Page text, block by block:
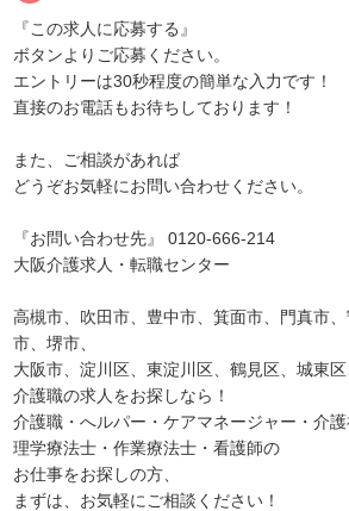
『この求人に応募する』
ボタンよりご応募ください。
エントリーは30秒程度の簡単な入力です！
直接のお電話もお待ちしております！
また、ご相談があれば
どうぞお気軽にお問い合わせください。
『お問い合わせ先』 0120-666-214
大阪介護求人・転職センター
高槻市、吹田市、豊中市、箕面市、門真市
市、堺市、
大阪市、淀川区、東淀川区、鶴見区、城東
介護職の求人をお探しなら！
介護職・へルパー・ケアマネージャー・介
理学療法士・作業療法士・看護師の
お仕事をお探しの方、
まずは、お気軽にご相談ください！